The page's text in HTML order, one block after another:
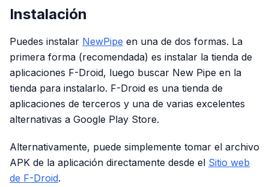
Instalación
Puedes instalar NewPipe en una de dos formas. La
primera forma (recomendada) es instalar la tienda de
aplicaciones F-Droid, luego buscar New Pipe en la
tienda para instalarlo. F-Droid es una tienda de
aplicaciones de terceros y una de varias excelentes
alternativas a Google Play Store.
Alternativamente, puede simplemente tomar el archivo
APK de la aplicación directamente desde el Sitio web
de F-Droid.